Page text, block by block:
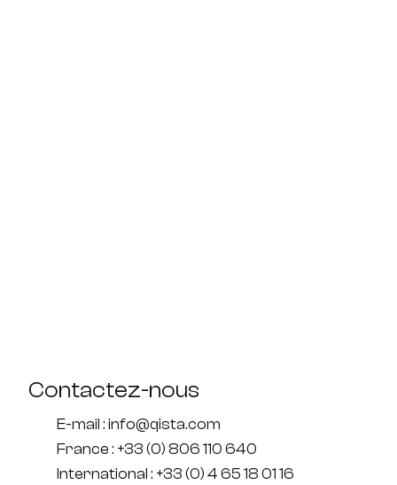
Contactez-nous
E-mail : info@qista.com
France : +33 (0) 806 110 640
International : +33 (0) 4 65 18 01 16